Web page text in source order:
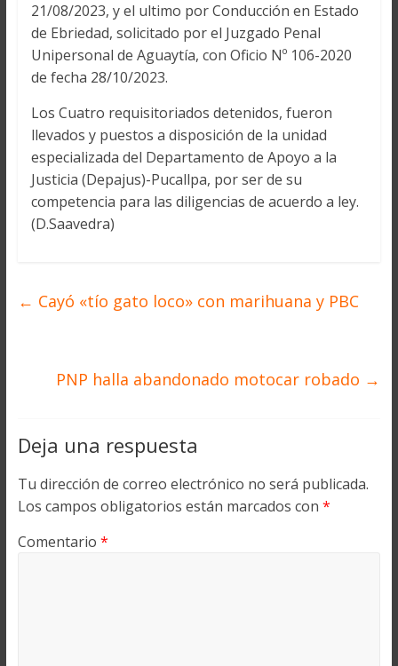
21/08/2023, y el ultimo por Conducción en Estado
de Ebriedad, solicitado por el Juzgado Penal
Unipersonal de Aguaytía, con Oficio Nº 106-2020
de fecha 28/10/2023.
Los Cuatro requisitoriados detenidos, fueron
llevados y puestos a disposición de la unidad
especializada del Departamento de Apoyo a la
Justicia (Depajus)-Pucallpa, por ser de su
competencia para las diligencias de acuerdo a ley.
(D.Saavedra)
← Cayó «tío gato loco» con marihuana y PBC
PNP halla abandonado motocar robado →
Deja una respuesta
Tu dirección de correo electrónico no será publicada.
Los campos obligatorios están marcados con *
Comentario *